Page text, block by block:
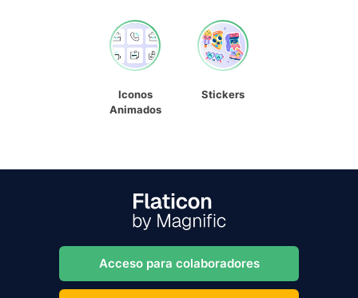
Iconos
Animados
Stickers
Acceso para colaboradores